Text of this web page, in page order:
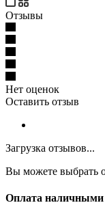
Отзывы
Нет оценок
Оставить отзыв
Загрузка отзывов...
Вы можете выбрать
Оплата наличными